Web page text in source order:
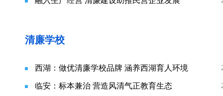
清廉学校
西湖：做优清廉学校品牌 涵养西湖育人环境
临安：标本兼治 营造风清气正教育生态